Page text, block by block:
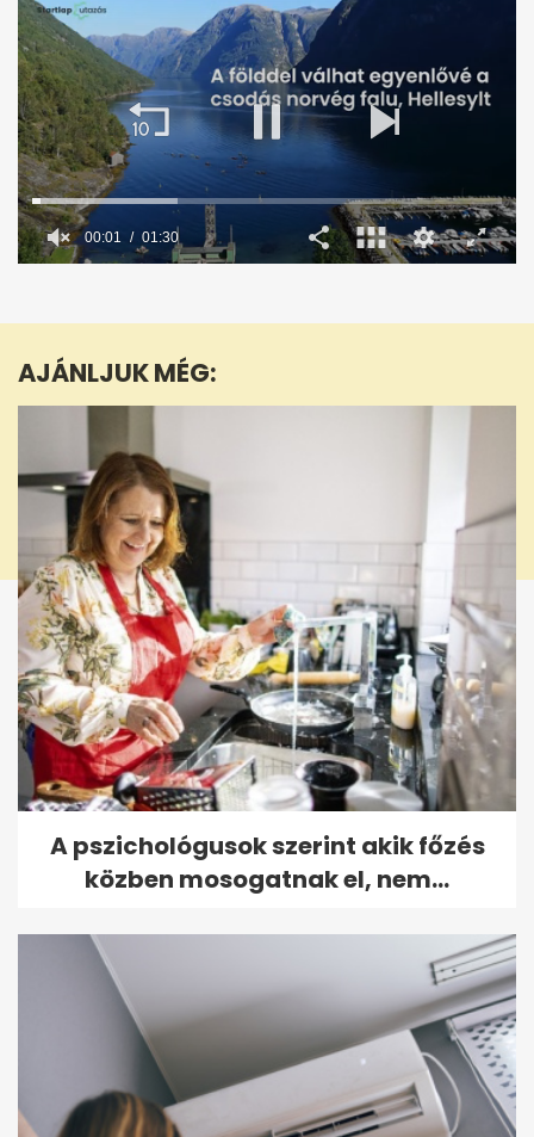
1
30
seconds
00:02 01:30
AJÁNLJUK MÉG:
A pszichológusok szerint akik főzés
közben mosogatnak el, nem...